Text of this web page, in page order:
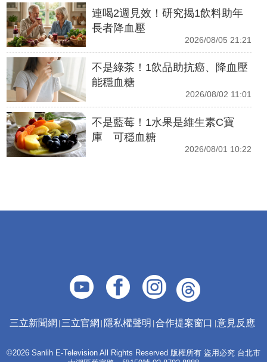
連喝2週見效！研究揭1飲料助年
長者降血壓
2026/08/05 21:21
不是綠茶！1飲品助抗癌、降血壓
能穩血糖
2026/08/02 11:01
不是藍莓！1水果是維生素C寶
庫 可穩血糖
2026/08/01 10:22
三立新聞網 三立官網 隱私權聲明 合作提案窗口 意見反應
©2026 Sanlih E-Television All Rights Reserved 版權所有 盜用必究 台北市